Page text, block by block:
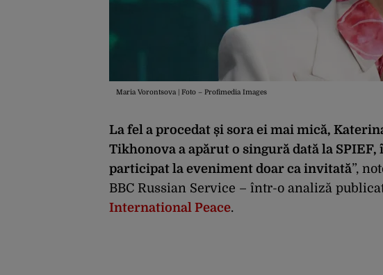
Maria Vorontsova | Foto – Profimedia Images
La fel a procedat și sora ei mai mică,
Tikhonova a apărut o singură dată la
participat la eveniment doar ca invitată”,
BBC Russian Service – într-o analiză
International Peace.